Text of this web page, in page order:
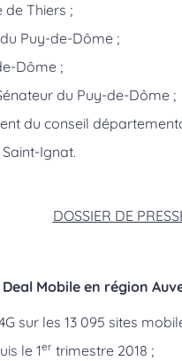
de Thiers ;
Puy-de-Dôme ;
Dôme ;
du Puy-de-Dôme ;
du conseil
Ignat.
DOSSIER DE
Mobile en région
sur les 13 095 sites
le 1er trimestre 2018 ;